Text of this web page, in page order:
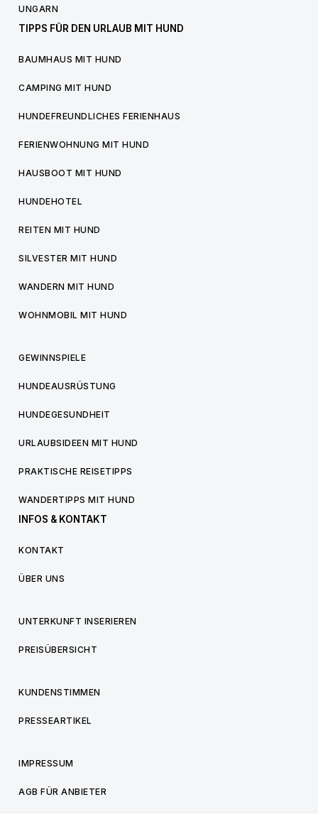
UNGARN
TIPPS FÜR DEN URLAUB MIT HUND
BAUMHAUS MIT HUND
CAMPING MIT HUND
HUNDEFREUNDLICHES FERIENHAUS
FERIENWOHNUNG MIT HUND
HAUSBOOT MIT HUND
HUNDEHOTEL
REITEN MIT HUND
SILVESTER MIT HUND
WANDERN MIT HUND
WOHNMOBIL MIT HUND
GEWINNSPIELE
HUNDEAUSRÜSTUNG
HUNDEGESUNDHEIT
URLAUBSIDEEN MIT HUND
PRAKTISCHE REISETIPPS
WANDERTIPPS MIT HUND
INFOS & KONTAKT
KONTAKT
ÜBER UNS
UNTERKUNFT INSERIEREN
PREISÜBERSICHT
KUNDENSTIMMEN
PRESSEARTIKEL
IMPRESSUM
AGB FÜR ANBIETER